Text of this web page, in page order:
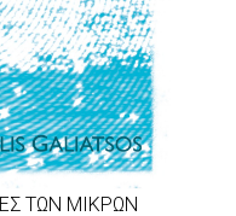
ΤΩΝ ΜΙΚΡΩΝ